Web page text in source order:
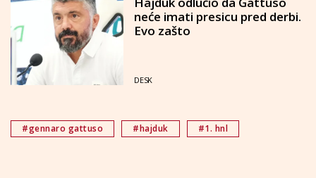
neće imati presicu pred derbi.
Evo zašto
DESK
#gennaro gattuso #hajduk #1. hnl